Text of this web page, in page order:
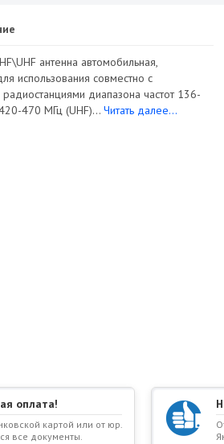
антенна автомобильная,
использования совместно с
диапазона частот 136-
470 МГц (UHF)... Читать далее...
оплата!
картой или от юр.
все документы.